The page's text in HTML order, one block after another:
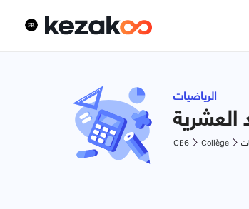
الرياضيات
العشرية
CE6 Collège